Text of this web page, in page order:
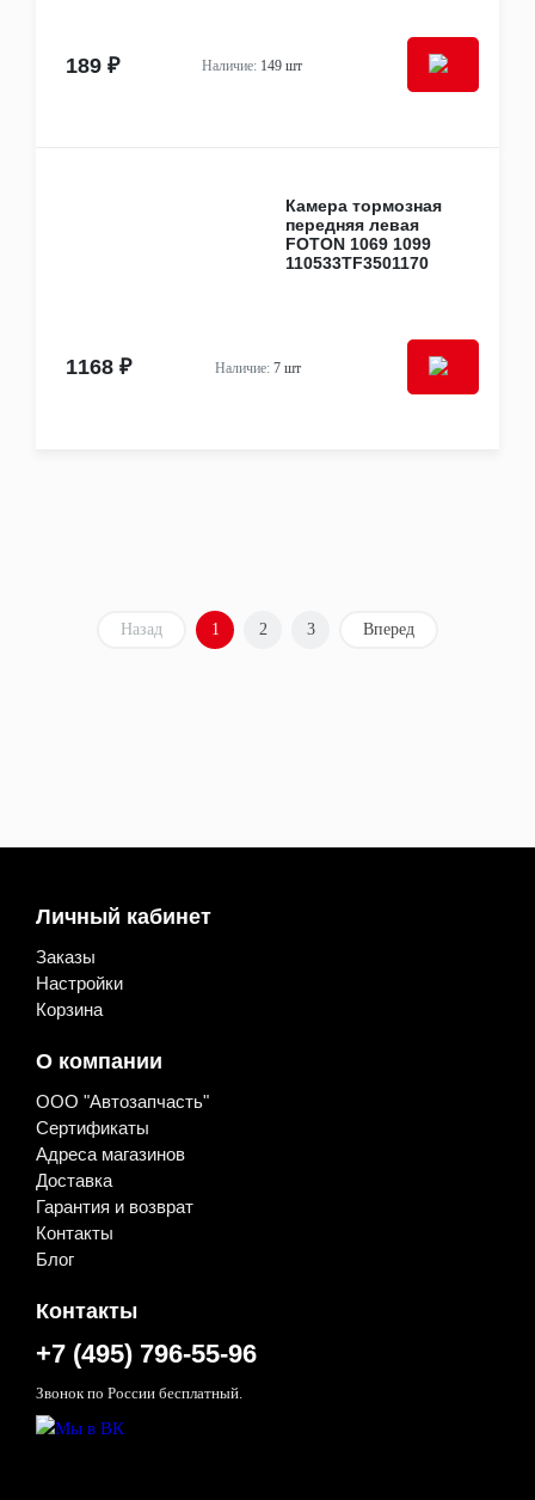
189 ₽ Наличие: 149 шт
Камера тормозная
передняя левая
FOTON 1069 1099
110533TF3501170
1168 ₽ Наличие: 7 шт
Назад 1 2 3 Вперед
Личный кабинет
Заказы
Настройки
Корзина
О компании
ООО "Автозапчасть"
Сертификаты
Адреса магазинов
Доставка
Гарантия и возврат
Контакты
Блог
Контакты
+7 (495) 796-55-96
Звонок по России бесплатный.